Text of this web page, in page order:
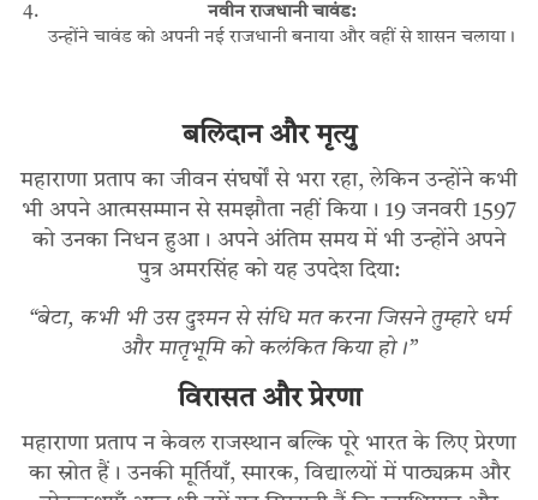
नवीन राजधानी चावंड:
उन्होंने चावंड को अपनी नई राजधानी बनाया और वहीं से शासन चलाया।
बलिदान और मृत्यु
महाराणा प्रताप का जीवन संघर्षों से भरा रहा, लेकिन उन्होंने कभी
भी अपने आत्मसम्मान से समझौता नहीं किया। 19 जनवरी 1597
को उनका निधन हुआ। अपने अंतिम समय में भी उन्होंने अपने
पुत्र अमरसिंह को यह उपदेश दिया:
“बेटा, कभी भी उस दुश्मन से संधि मत करना जिसने तुम्हारे धर्म
और मातृभूमि को कलंकित किया हो।”
विरासत और प्रेरणा
महाराणा प्रताप न केवल राजस्थान बल्कि पूरे भारत के लिए प्रेरणा
का स्रोत हैं। उनकी मूर्तियाँ, स्मारक, विद्यालयों में पाठ्यक्रम और